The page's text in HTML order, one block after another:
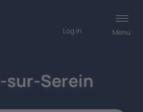
Menu
Log in
sur-Serein